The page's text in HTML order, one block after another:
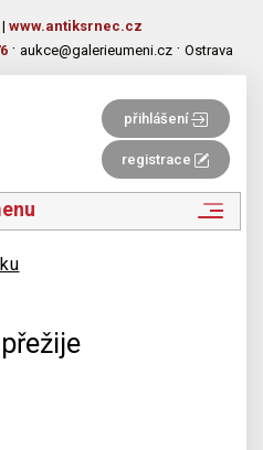
| www.antiksrnec.cz
· aukce@galerieumeni.cz · Ostrava
přihlášení
registrace